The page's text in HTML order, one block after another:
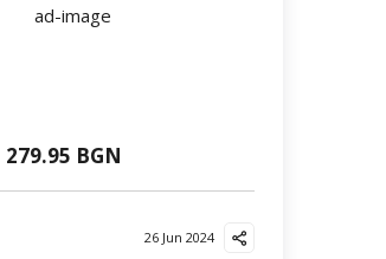
279.95 BGN
26 Jun 2024